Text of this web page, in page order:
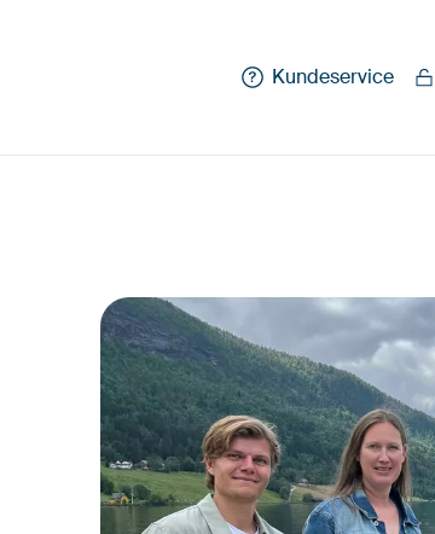
Kundeservice